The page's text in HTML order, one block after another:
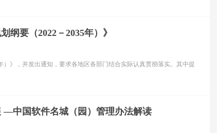
纲要（2022－2035年）》
》，并发出通知，要求各地区各部门结合实际认真贯彻落实。其中提
—中国软件名城（园）管理办法解读